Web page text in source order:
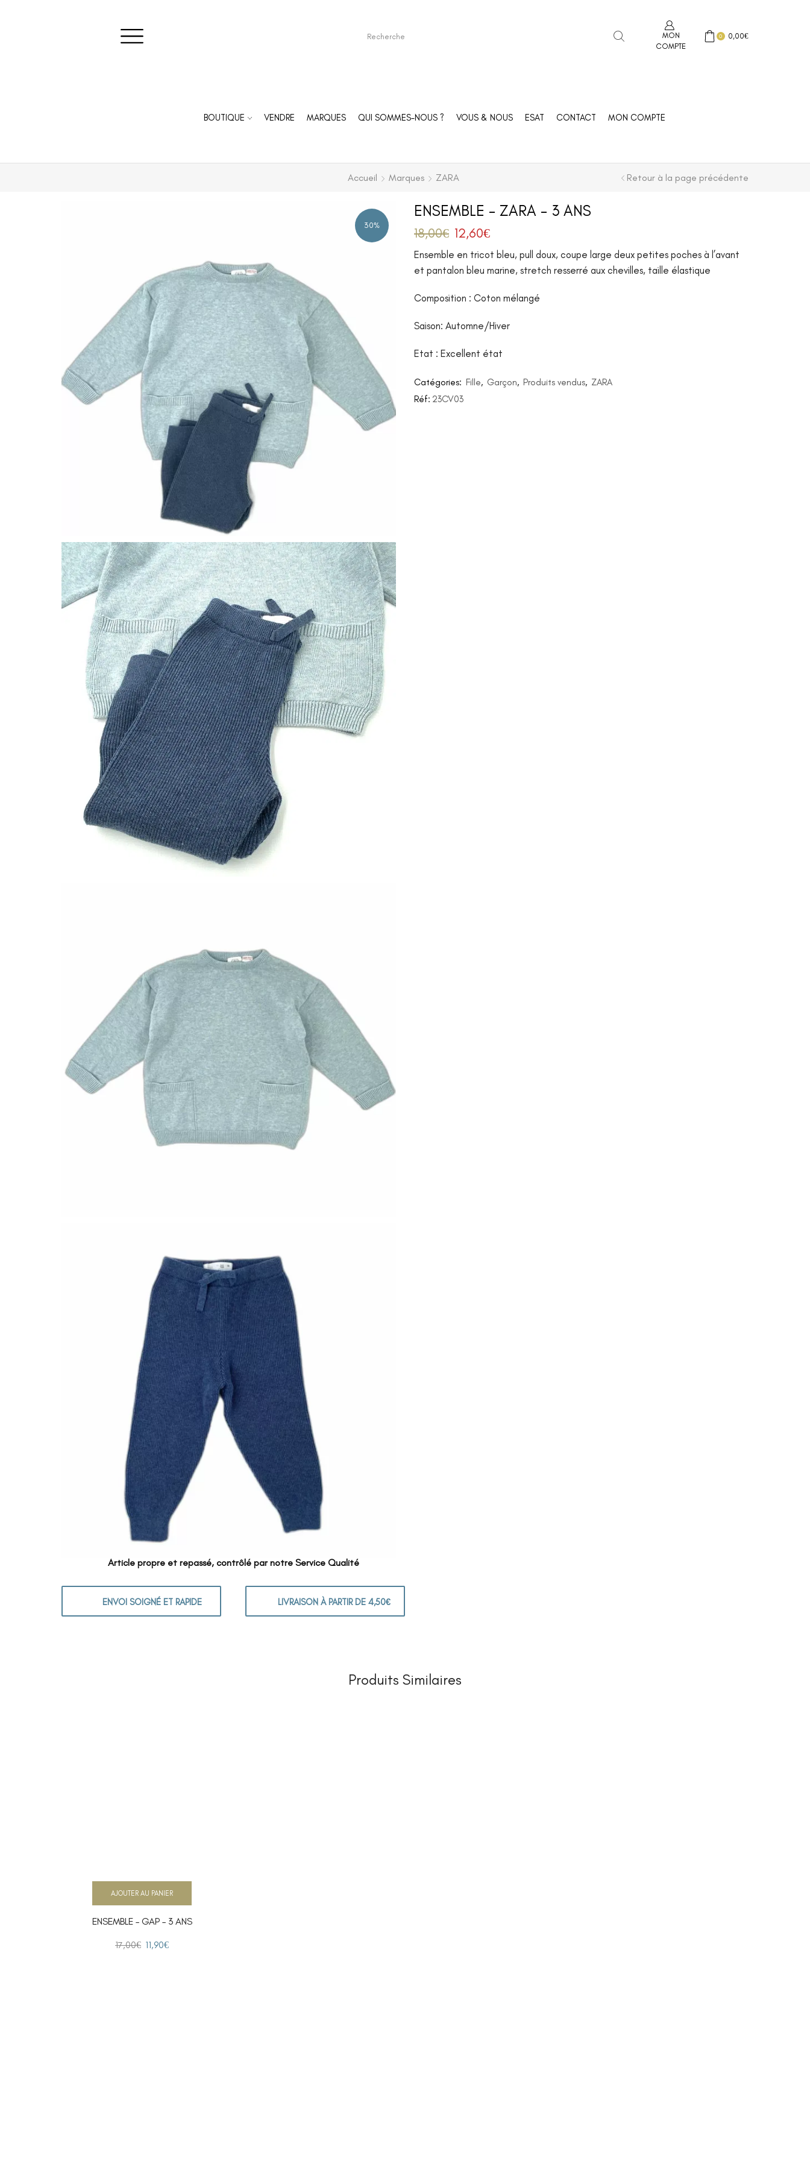
MON
COMPTE
0 0,00€
BOUTIQUE VENDRE MARQUES QUI SOMMES-NOUS ? VOUS & NOUS ESAT CONTACT MON COMPTE
Accueil Marques ZARA Retour à la page précédente
30%
ENSEMBLE – ZARA – 3 ANS
18,00€ 12,60€
Ensemble en tricot bleu, pull doux, coupe large deux petites poches à l’avant
et pantalon bleu marine, stretch resserré aux chevilles, taille élastique
Composition : Coton mélangé
Saison: Automne/Hiver
Etat : Excellent état
Catégories: Fille, Garçon, Produits vendus, ZARA
Réf: 23CV03
Article propre et repassé, contrôlé par notre Service Qualité
ENVOI SOIGNÉ ET RAPIDE LIVRAISON À PARTIR DE 4,50€
Produits Similaires
ENSEMBLE – GAP – 3 ANS
17,00€ 11,90€
AJOUTER AU PANIER